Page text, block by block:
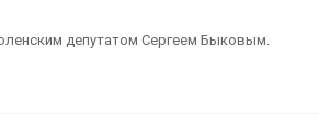
депутатом Сергеем Быковым.